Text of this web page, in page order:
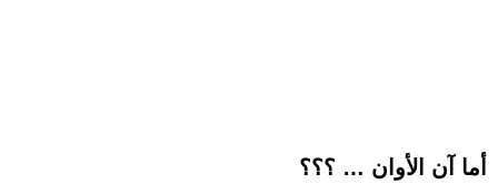
أما آن الأوان … ؟؟؟